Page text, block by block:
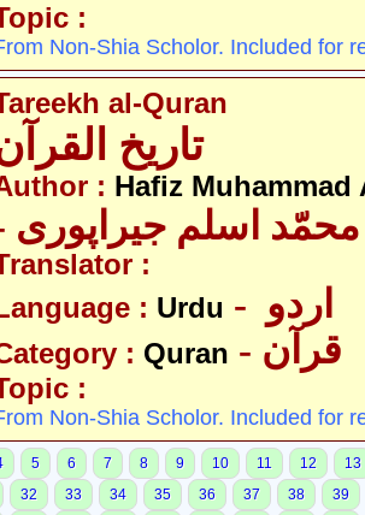
:
Non-Shia Scholor. Included for
al-Quran
تاریخ القرآن
: Hafiz
محمّد اسلم جیراپوری
:
: Urdu
: Quran - قرآن
:
Non-Shia Scholor. Included for
5 6 7 8 9 10 11 12
13
32 33 34 35 36 37 38
39